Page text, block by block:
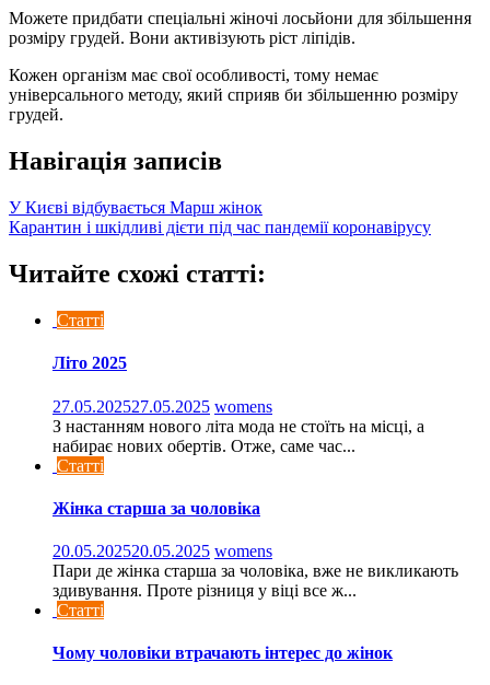
Можете придбати спеціальні жіночі лосьйони для збільшення
розміру грудей. Вони активізують ріст ліпідів.
Кожен організм має свої особливості, тому немає
універсального методу, який сприяв би збільшенню розміру
грудей.
Навігація записів
У Києві відбувається Марш жінок
Карантин і шкідливі дієти під час пандемії коронавірусу
Читайте схожі статті:
Статті
Літо 2025
27.05.202527.05.2025 womens
З настанням нового літа мода не стоїть на місці, а
набирає нових обертів. Отже, саме час...
Статті
Жінка старша за чоловіка
20.05.202520.05.2025 womens
Пари де жінка старша за чоловіка, вже не викликають
здивування. Проте різниця у віці все ж...
Статті
Чому чоловіки втрачають інтерес до жінок